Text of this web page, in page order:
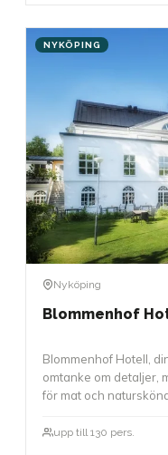
NYKÖPING
Nyköping
Blommenhof
Blommenhof Hotell,
omtanke om detaljer,
för mat och
upp till 130 pers.